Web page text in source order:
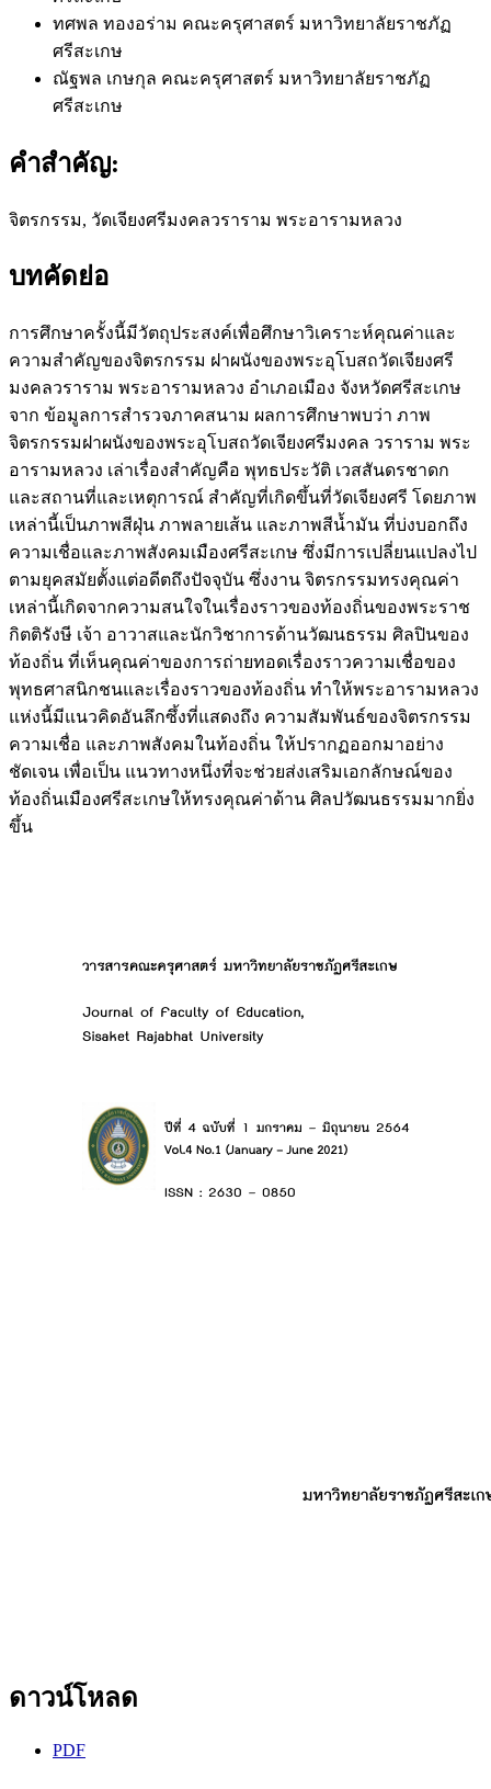
ทศพล ทองอร่าม คณะครุศาสตร์ มหาวิทยาลัยราชภัฏ
ศรีสะเกษ
ณัฐพล เกษกุล คณะครุศาสตร์ มหาวิทยาลัยราชภัฏ
ศรีสะเกษ
คำสำคัญ:
จิตรกรรม, วัดเจียงศรีมงคลวราราม พระอารามหลวง
บทคัดย่อ
การศึกษาครั้งนี้มีวัตถุประสงค์เพื่อศึกษาวิเคราะห์คุณค่าและ
ความสำคัญของจิตรกรรม ฝาผนังของพระอุโบสถวัดเจียงศรี
มงคลวราราม พระอารามหลวง อำเภอเมือง จังหวัดศรีสะเกษ
จาก ข้อมูลการสำรวจภาคสนาม ผลการศึกษาพบว่า ภาพ
จิตรกรรมฝาผนังของพระอุโบสถวัดเจียงศรีมงคล วราราม พระ
อารามหลวง เล่าเรื่องสำคัญคือ พุทธประวัติ เวสสันดรชาดก
และสถานที่และเหตุการณ์ สำคัญที่เกิดขึ้นที่วัดเจียงศรี โดยภาพ
เหล่านี้เป็นภาพสีฝุ่น ภาพลายเส้น และภาพสีน้ำมัน ที่บ่งบอกถึง
ความเชื่อและภาพสังคมเมืองศรีสะเกษ ซึ่งมีการเปลี่ยนแปลงไป
ตามยุคสมัยตั้งแต่อดีตถึงปัจจุบัน ซึ่งงาน จิตรกรรมทรงคุณค่า
เหล่านี้เกิดจากความสนใจในเรื่องราวของท้องถิ่นของพระราช
กิตติรังษี เจ้า อาวาสและนักวิชาการด้านวัฒนธรรม ศิลปินของ
ท้องถิ่น ที่เห็นคุณค่าของการถ่ายทอดเรื่องราวความเชื่อของ
พุทธศาสนิกชนและเรื่องราวของท้องถิ่น ทำให้พระอารามหลวง
แห่งนี้มีแนวคิดอันลึกซึ้งที่แสดงถึง ความสัมพันธ์ของจิตรกรรม
ความเชื่อ และภาพสังคมในท้องถิ่น ให้ปรากฏออกมาอย่าง
ชัดเจน เพื่อเป็น แนวทางหนึ่งที่จะช่วยส่งเสริมเอกลักษณ์ของ
ท้องถิ่นเมืองศรีสะเกษให้ทรงคุณค่าด้าน ศิลปวัฒนธรรมมากยิ่ง
ขึ้น
ดาวน์โหลด
PDF